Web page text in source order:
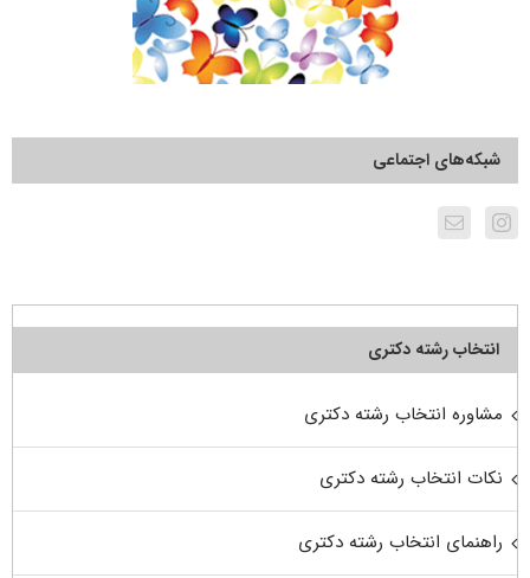
شبکه‌های اجتماعی
انتخاب رشته دکتری
مشاوره انتخاب رشته دکتری
نکات انتخاب رشته دکتری
راهنمای انتخاب رشته دکتری